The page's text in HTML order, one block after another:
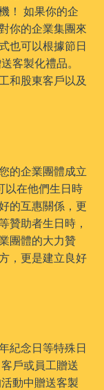
！ 如果你的企
你的企業集團來
也可以根據節日
客製化禮品。
和股東客戶以及
的企業團體成立
以在他們生日時
的互惠關係，更
贊助者生日時，
團體的大力贊
，更是建立良好
紀念日等特殊日
戶或員工贈送
動中贈送客製